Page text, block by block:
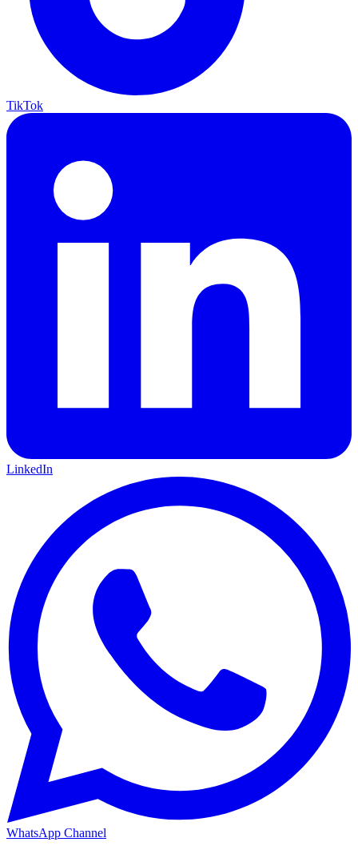
TikTok
LinkedIn
WhatsApp Channel